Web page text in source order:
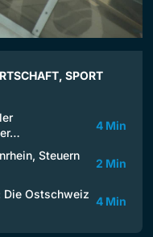
SPORT
4 Min
Steuern
2 Min
Die Ostschweiz
4 Min